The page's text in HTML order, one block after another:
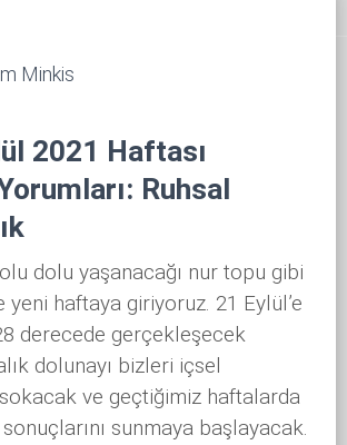
Minkis
2021 Haftası
Ruhsal
dolu yaşanacağı nur topu gibi
haftaya giriyoruz. 21 Eylül’e
derecede gerçekleşecek
dolunayı bizleri içsel
ve geçtiğimiz haftalarda
sunmaya başlayacak.